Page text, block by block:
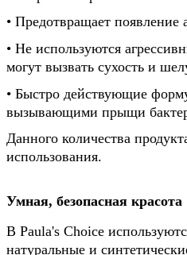
• Предотвращает появление
• Не используются
могут вызвать сухость и
• Быстро действующие
вызывающими прыщи
Данного количества
использования.
Умная, безопасная красота
В Paula's Choice
натуральные и